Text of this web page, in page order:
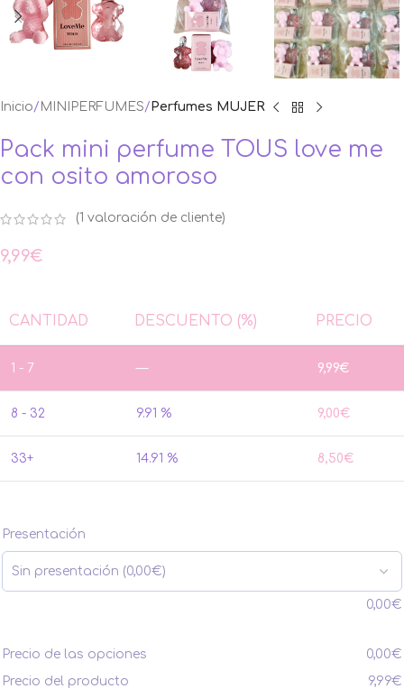
Inicio MINIPERFUMES Perfumes MUJER
Pack mini perfume TOUS love me
con osito amoroso
(1 valoración de cliente)
9,99€
CANTIDAD DESCUENTO (%) PRECIO
1 - 7 — 9,99€
8 - 32 9.91 % 9,00€
33+ 14.91 % 8,50€
Presentación
0,00€
Precio de las opciones 0,00€
Precio del producto
9,99€